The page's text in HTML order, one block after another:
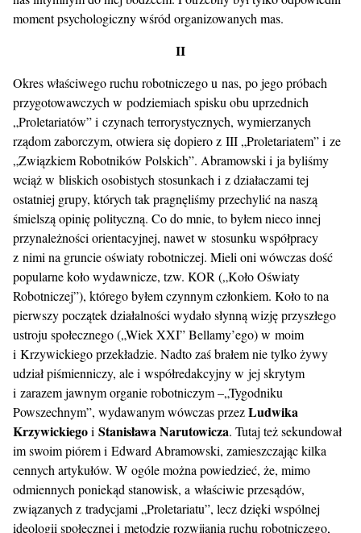
moment psychologiczny wśród organizowanych mas.
II
Okres właściwego ruchu robotniczego u nas, po jego próbach
przygotowawczych w podziemiach spisku obu uprzednich
„Proletariatów” i czynach terrorystycznych, wymierzanych
rządom zaborczym, otwiera się dopiero z III „Proletariatem” i ze
„Związkiem Robotników Polskich”. Abramowski i ja byliśmy
wciąż w bliskich osobistych stosunkach i z działaczami tej
ostatniej grupy, których tak pragnęliśmy przechylić na naszą
śmielszą opinię polityczną. Co do mnie, to byłem nieco innej
przynależności orientacyjnej, nawet w stosunku współpracy
z nimi na gruncie oświaty robotniczej. Mieli oni wówczas dość
popularne koło wydawnicze, tzw. KOR („Koło Oświaty
Robotniczej”), którego byłem czynnym członkiem. Koło to na
pierwszy początek działalności wydało słynną wizję przyszłego
ustroju społecznego („Wiek XXI” Bellamy’ego) w moim
i Krzywickiego przekładzie. Nadto zaś brałem nie tylko żywy
udział piśmienniczy, ale i współredakcyjny w jej skrytym
i zarazem jawnym organie robotniczym –„Tygodniku
Powszechnym”, wydawanym wówczas przezLudwika
Krzywickiegoi Stanisława Narutowicza. Tutaj też sekundował
im swoim piórem i Edward Abramowski, zamieszczając kilka
cennych artykułów. W ogóle można powiedzieć, że, mimo
odmiennych poniekąd stanowisk, a właściwie przesądów,
związanych z tradycjami „Proletariatu”, lecz dzięki wspólnej
ideologii społecznej i metodzie rozwijania ruchu robotniczego,